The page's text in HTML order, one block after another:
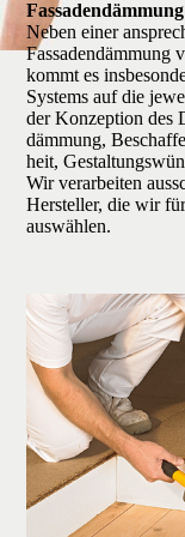
Fassadendämmung
Neben einer
Fassaden­dämmung
kommt es
Systems auf die
der Konzep­tion des
dämmung,
heit,
Wir verarbeiten
Hersteller, die wir
auswählen.